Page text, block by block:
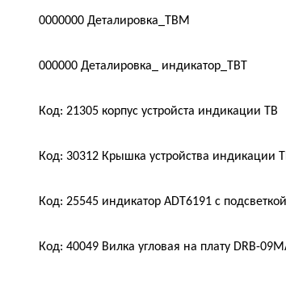
0000000 Деталировка_TBМ
000000 Деталировка_ индикатор_ТВТ
Код: 21305 корпус устройста индикации ТВ
Код: 30312 Крышка устройства индикации
Код: 25545 индикатор ADT6191 с подсветкой
Код: 40049 Вилка угловая на плату DRB-